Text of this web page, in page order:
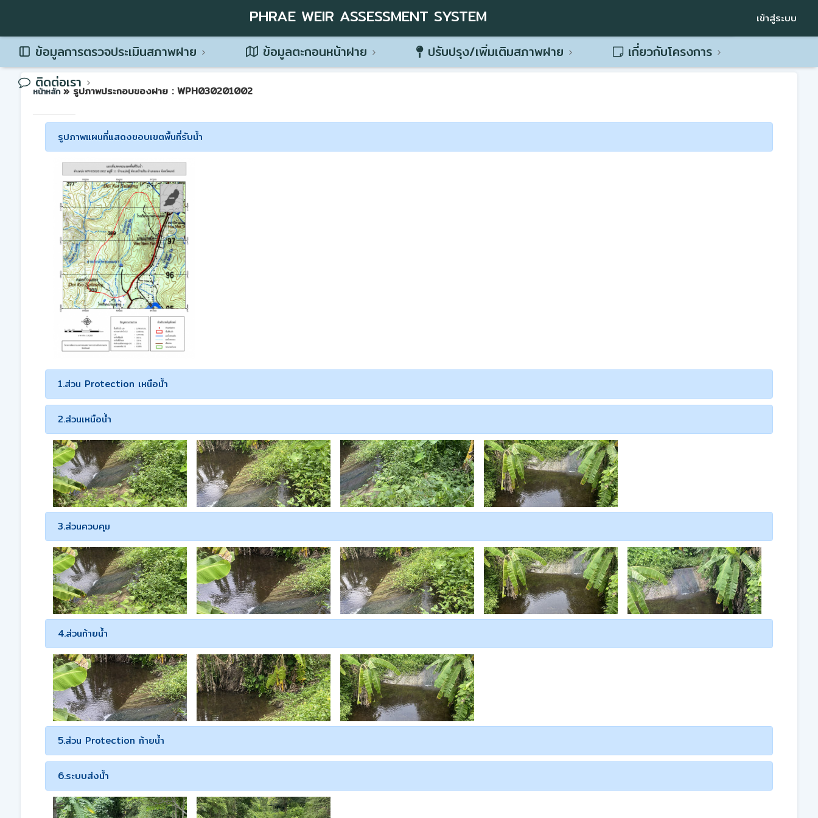
PHRAE WEIR ASSESSMENT SYSTEM เข้าสู่ระบบ
ข้อมูลการตรวจประเมินสภาพฝาย ข้อมูลตะกอนหน้าฝาย ปรับปรุง/เพิ่มเติมสภาพฝาย
เกี่ยวกับโครงการ
ติดต่อเรา
หน้าหลัก » รูปภาพประกอบของฝาย : WPH030201002
รูปภาพแผนที่แสดงขอบเขตพื้นที่รับน้ำ
1.ส่วน Protection เหนือน้ำ
2.ส่วนเหนือน้ำ
3.ส่วนควบคุม
4.ส่วนท้ายน้ำ
5.ส่วน Protection ท้ายน้ำ
6.ระบบส่งน้ำ